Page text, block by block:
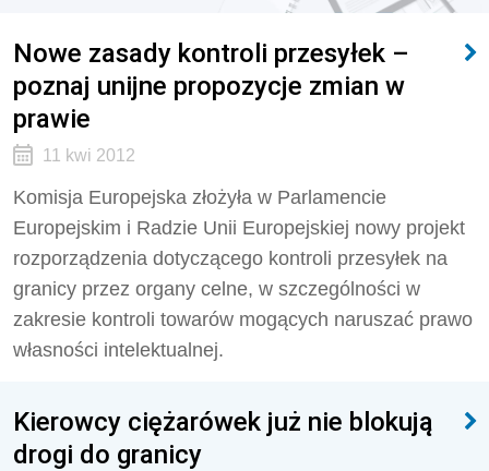
Nowe zasady kontroli przesyłek –
poznaj unijne propozycje zmian w
prawie
11 kwi 2012
Komisja Europejska złożyła w Parlamencie
Europejskim i Radzie Unii Europejskiej nowy projekt
rozporządzenia dotyczącego kontroli przesyłek na
granicy przez organy celne, w szczególności w
zakresie kontroli towarów mogących naruszać prawo
własności intelektualnej.
Kierowcy ciężarówek już nie blokują
drogi do granicy